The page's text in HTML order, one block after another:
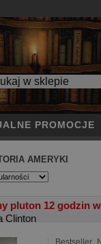
PROMOCJE
AMERYKI
pluton 12 godzin
Clinton
Bestseller